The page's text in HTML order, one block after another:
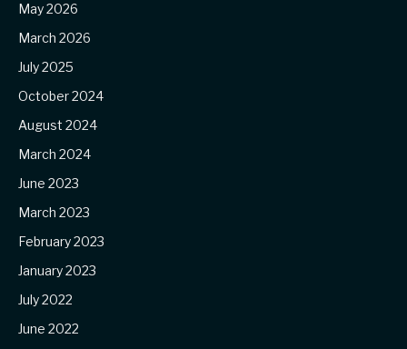
May 2026
March 2026
July 2025
October 2024
August 2024
March 2024
June 2023
March 2023
February 2023
January 2023
July 2022
June 2022